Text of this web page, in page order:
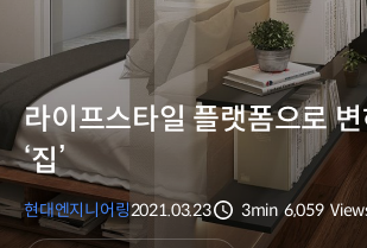
라이프스타일 플랫폼으로
‘집’
현대엔지니어링2021.03.23
분량
3min
조회수
6,059